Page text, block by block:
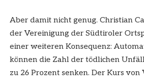
Aber damit nicht genug. Christian
der Vereinigung der Südtiroler
einer weiteren Konsequenz:
können die Zahl der tödlichen
zu 26 Prozent senken. Der Kurs